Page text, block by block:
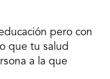
pero con
que tu salud
a la que